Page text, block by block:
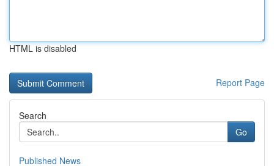
HTML is disabled
Report Page
Search
Go
Published News